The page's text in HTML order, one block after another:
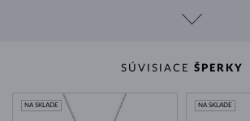
SÚVISIACE ŠPERKY
NA SKLADE NA SKLADE